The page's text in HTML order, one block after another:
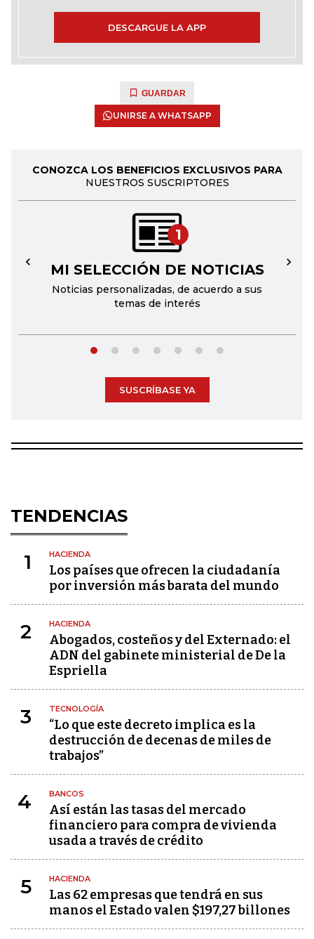
DESCARGUE LA APP
GUARDAR
UNIRSE A WHATSAPP
CONOZCA LOS BENEFICIOS EXCLUSIVOS PARA
NUESTROS SUSCRIPTORES
1
MI SELECCIÓN DE NOTICIAS
Noticias personalizadas, de acuerdo a sus
temas de interés
← →
SUSCRÍBASE YA
TENDENCIAS
1 HACIENDA
Los países que ofrecen la ciudadanía
por inversión más barata del mundo
2 HACIENDA
Abogados, costeños y del Externado: el
ADN del gabinete ministerial de De la
Espriella
3 TECNOLOGÍA
“Lo que este decreto implica es la
destrucción de decenas de miles de
trabajos”
4 BANCOS
Así están las tasas del mercado
financiero para compra de vivienda
usada a través de crédito
5 HACIENDA
Las 62 empresas que tendrá en sus
manos el Estado valen $197,27 billones